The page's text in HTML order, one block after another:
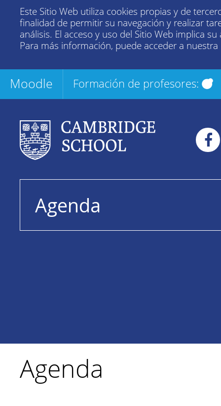
Este Sitio Web utiliza cookies propias y de
finalidad de permitir su navegación y realizar
análisis. El acceso y uso del Sitio Web implica su
Para más información, puede acceder a nuestra
Moodle Formación de profesores:
Agenda
Agenda